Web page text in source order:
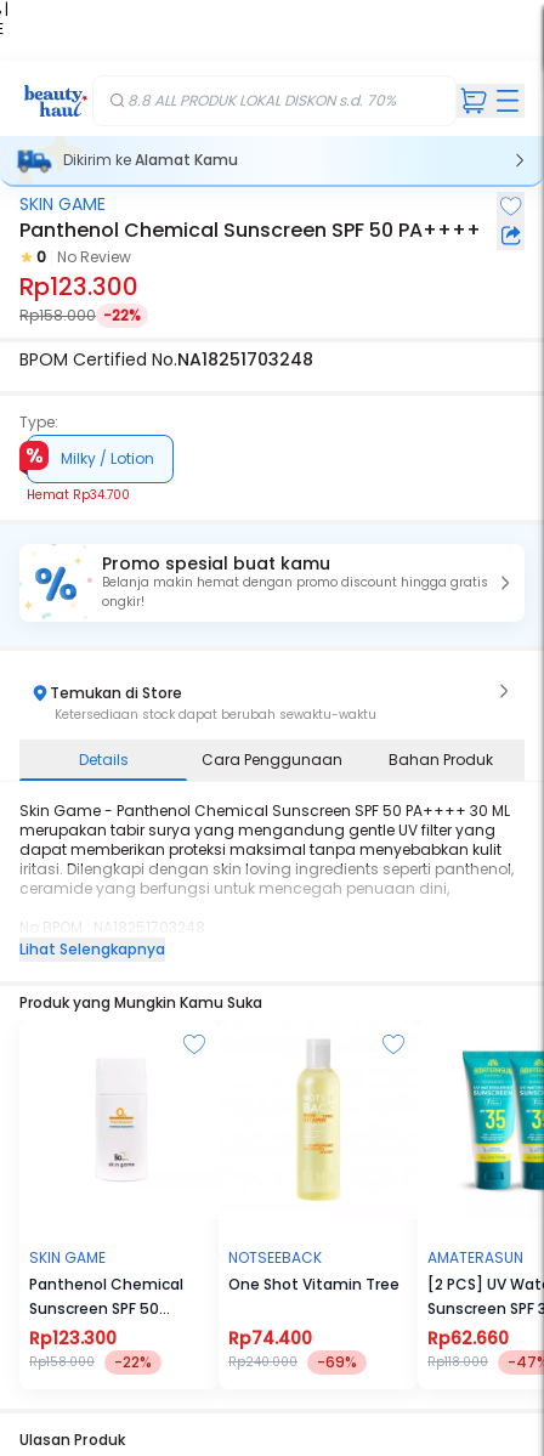
|
8.8 ALL PRODUK LOKAL DISKON s.d. 70%
Dikirim keAlamat Kamu
SKIN GAME
Panthenol Chemical Sunscreen SPF 50 PA++++
0 No Review
Rp123.300
Rp158.000 -22%
BPOM Certified No.NA18251703248
Type:
Milky / Lotion
Hemat Rp34.700
Promo spesial buat kamu
Belanja makin hemat dengan promo discount hingga gratis
ongkir!
Temukan di Store
Ketersediaan stock dapat berubah sewaktu-waktu
Details Cara Penggunaan Bahan Produk
Skin Game - Panthenol Chemical Sunscreen SPF 50 PA++++ 30 ML
merupakan tabir surya yang mengandung gentle UV filter yang
dapat memberikan proteksi maksimal tanpa menyebabkan kulit
iritasi. Dilengkapi dengan skin loving ingredients seperti panthenol,
ceramide yang berfungsi untuk mencegah penuaan dini,
No BPOM : NA18251703248
menyebabkan kulit iritasi.
Informasi tambahan :
- 0% Alchohol, 0% Fragrance, 0% Irritation
- In Vivo dan In Vitro Tested
- Dermatologically Tested
Lihat Selengkapnya
Produk yang Mungkin Kamu Suka
SKIN GAME
Panthenol Chemical
Sunscreen SPF 50
PA++++
Rp123.300
Rp158.000 -22%
NOTSEEBACK
One Shot Vitamin Tree
Rp74.400
Rp240.000 -69%
AMATERASUN
[2 PCS] UV
Sunscreen SPF
PA++++
Rp62.660
Rp118.000 -
Ulasan Produk